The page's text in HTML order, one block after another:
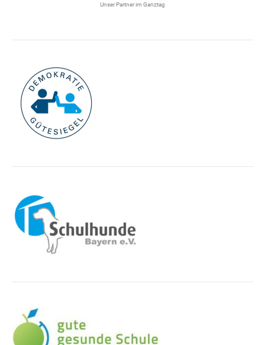
Unser Partner im Ganztag